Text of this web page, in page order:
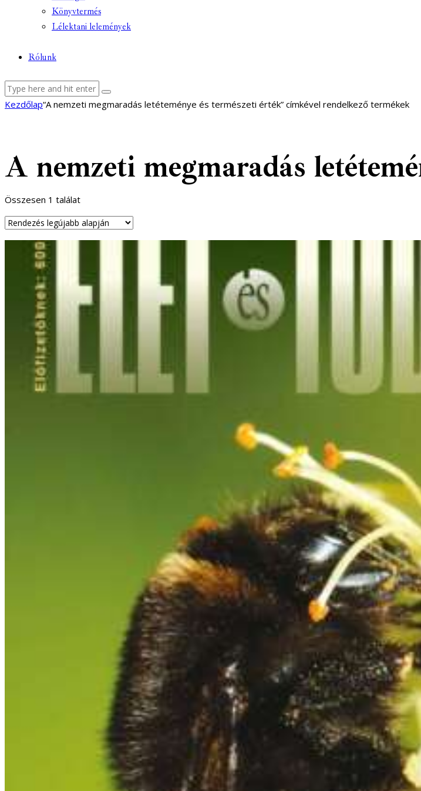
Könyvtermés
Lélektani lelemények
Rólunk
facebook-
youtube-
email
Kezdőlap“A nemzeti megmaradás letéteménye és természeti érték” címkével rendelkező termékek
A nemzeti megmaradás
Összesen 1 találat